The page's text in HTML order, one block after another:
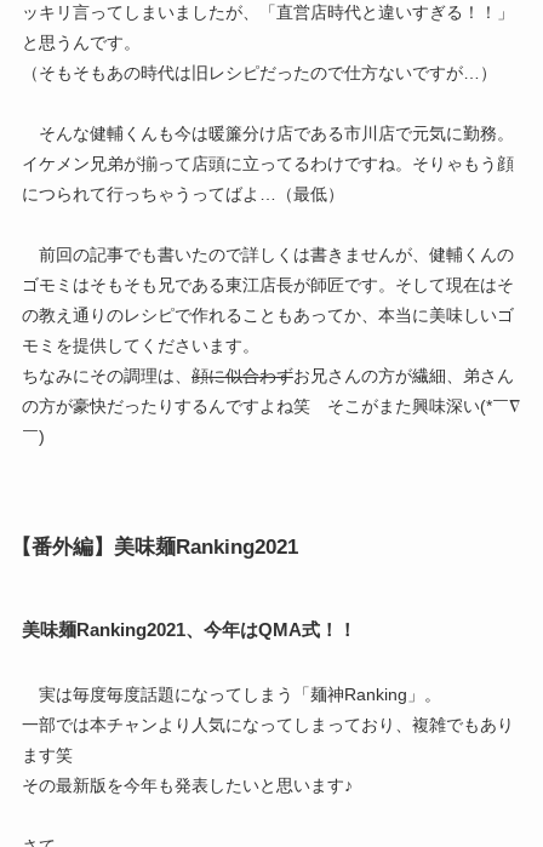
ッキリ言ってしまいましたが、「直営店時代と違いすぎる！！」
と思うんです。
（そもそもあの時代は旧レシピだったので仕方ないですが…）
そんな健輔くんも今は暖簾分け店である市川店で元気に勤務。
イケメン兄弟が揃って店頭に立ってるわけですね。そりゃもう顔
につられて行っちゃうってばよ…（最低）
前回の記事でも書いたので詳しくは書きませんが、健輔くんの
ゴモミはそもそも兄である東江店長が師匠です。そして現在はそ
の教え通りのレシピで作れることもあってか、本当に美味しいゴ
モミを提供してくださいます。
ちなみにその調理は、 顔に似合わずお兄さんの方が繊細、弟さん
の方が豪快だったりするんですよね笑 そこがまた興味深い(*￣∇
￣)
【番外編】美味麺Ranking2021
美味麺Ranking2021、今年はQMA式！！
実は毎度毎度話題になってしまう「麺神Ranking」。
一部では本チャンより人気になってしまっており、複雑でもあり
ます笑
その最新版を今年も発表したいと思います♪